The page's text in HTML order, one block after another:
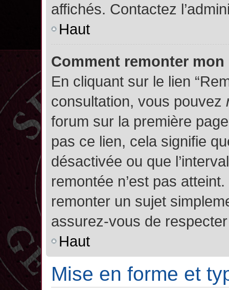
affichés. Contactez
Haut
Comment remonter
En cliquant sur le lien
consultation, vous pouvez
forum sur la première
pas ce lien, cela signifie
désactivée ou que
remontée n’est pas
remonter un sujet
assurez-vous de
Haut
Mise en forme et